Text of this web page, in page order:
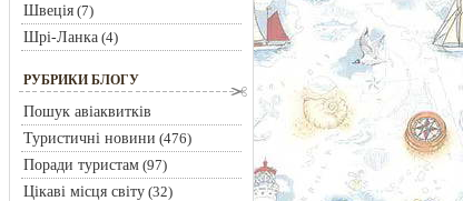
Швеція(7)
Шрі-Ланка(4)
РУБРИКИ БЛОГУ
Пошук авіаквитків
Туристичні новини (476)
Поради туристам(97)
Цікаві місця світу(32)